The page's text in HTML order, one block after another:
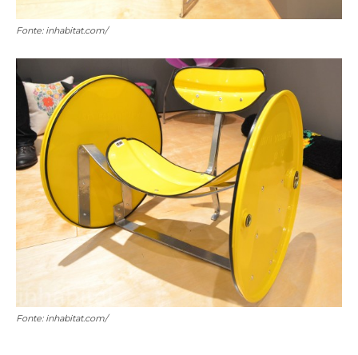
Fonte: inhabitat.com/
Fonte: inhabitat.com/